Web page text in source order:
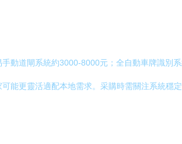
動道閘系統約3000-8000元；全自動車牌識別
能更靈活適配本地需求。采購時需關注系統穩